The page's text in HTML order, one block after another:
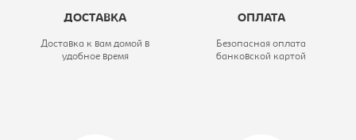
ДОСТАВКА
Доставка к вам домой в
удобное время
ОПЛАТА
Безопасная оплата
банковской картой